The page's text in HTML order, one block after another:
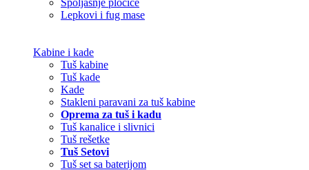
Spoljašnje pločice
Lepkovi i fug mase
Kabine i kade
Tuš kabine
Tuš kade
Kade
Stakleni paravani za tuš kabine
Oprema za tuš i kadu
Tuš kanalice i slivnici
Tuš rešetke
Tuš Setovi
Tuš set sa baterijom